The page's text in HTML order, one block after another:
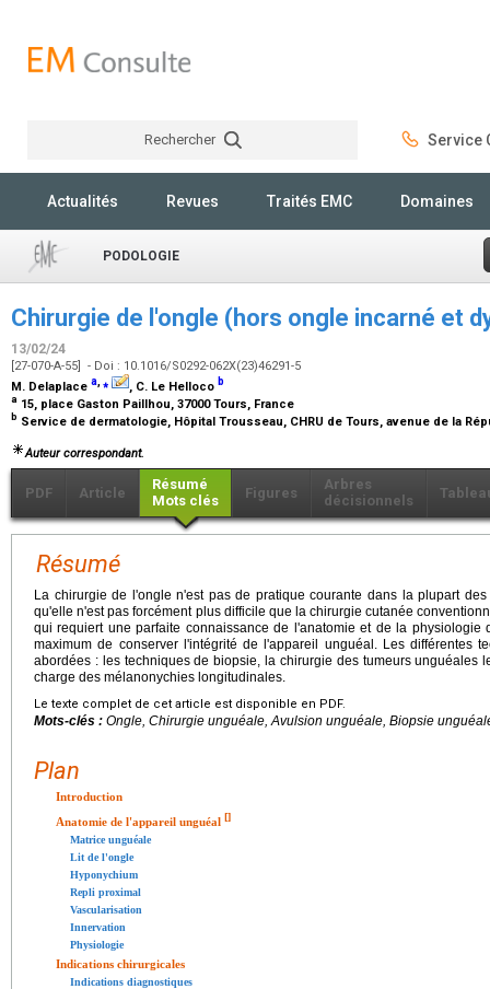
Rechercher Service
Actualités Revues Traités EMC Domaines
PODOLOGIE
Chirurgie de l'ongle (hors ongle incarné et
13/02/24
[27-070-A-55] - Doi : 10.1016/S0292-062X(23)46291-5
M. Delaplace a,⁎ , C. Le Helloco b
a 15, place Gaston Paillhou, 37000 Tours, France
b Service de dermatologie, Hôpital Trousseau, CHRU de Tours, avenue de la
Auteur correspondant.
PDF Article
Résumé
Mots clés
Figures
Arbres
décisionnels
Résumé
La chirurgie de l'ongle n'est pas de pratique courante dans la plupart
qu'elle n'est pas forcément plus difficile que la chirurgie cutanée
qui requiert une parfaite connaissance de l'anatomie et de la physiologie
maximum de conserver l'intégrité de l'appareil unguéal. Les différentes
abordées : les techniques de biopsie, la chirurgie des tumeurs unguéales
charge des mélanonychies longitudinales.
Le texte complet de cet article est disponible en PDF.
Mots-clés : Ongle, Chirurgie unguéale, Avulsion unguéale, Biopsie
Plan
Introduction
Anatomie de l'appareil unguéal []
Matrice unguéale
Lit de l'ongle
Hyponychium
Repli proximal
Vascularisation
Innervation
Physiologie
Indications chirurgicales
Indications diagnostiques